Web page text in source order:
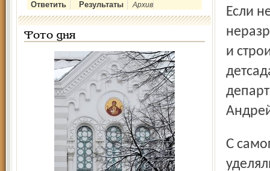
Архив
Фото дня
Если
и
С самого новоселья зданиям на Вольной вальдорфцы